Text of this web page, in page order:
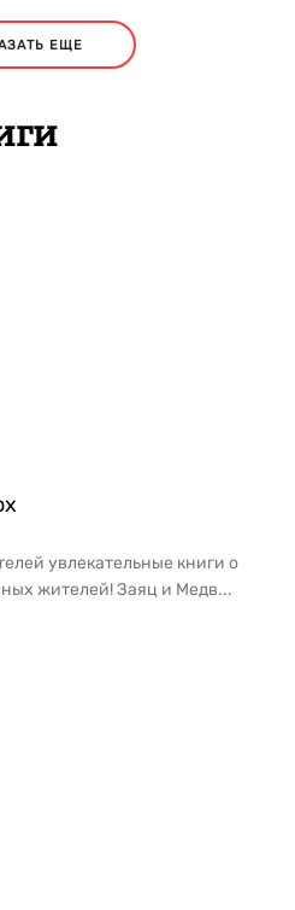
ЕЩЕ
увлекательные книги о
жителей! Заяц и Медв...